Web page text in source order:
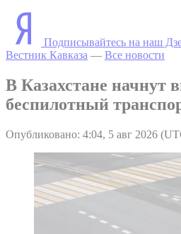
Подписывайтесь на наш
Вестник Кавказа — Все новости
В Казахстане начнут
беспилотный
Опубликовано: 4:04, 5 авг 2026